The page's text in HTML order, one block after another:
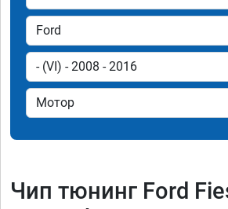
Чип тюнинг Ford